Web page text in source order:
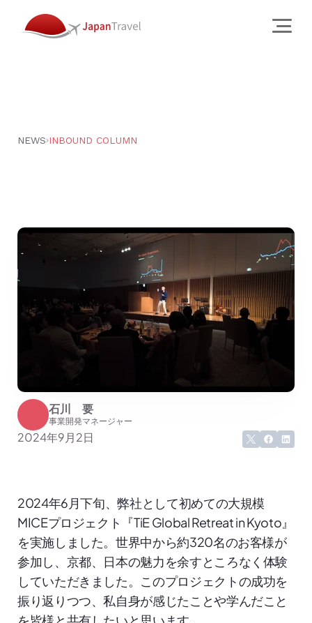
クリエイティブ スタジオ
Works
News
NEWS INBOUND COLUMN
石川　要
事業開発マネージャー
2024年9月2日
2024年6月下旬、弊社として初めての大規模
MICEプロジェクト『TiE Global Retreat in Kyoto』
を実施しました。世界中から約320名のお客様が
参加し、京都、日本の魅力を余すところなく体験
していただきました。このプロジェクトの成功を
振り返りつつ、私自身が感じたことや学んだこと